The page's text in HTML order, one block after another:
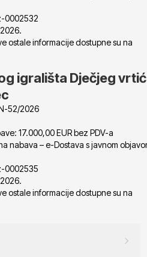
0002532
ostale informacije dostupne su na
igrališta Dječjeg
52/2026
17.000,00 EUR bez PDV-a
nabava – e-Dostava s javnom
0002535
ostale informacije dostupne su na